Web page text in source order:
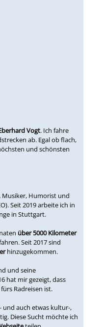
Vogt. Ich fahre
ab. Egal ob flach,
und schönsten
Humorist und
Seit 2019 arbeite ich in
in Stuttgart.
über 5000 Kilometer
Seit 2017 sind
hinzugekommen.
und seine
hat mir gezeigt, dass
Radreisen ist.
und auch etwas kultur-,
Diese Sucht möchte ich